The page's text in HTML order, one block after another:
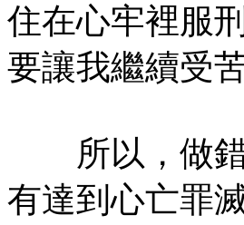
住在心牢裡服
要讓我繼續受苦
所以，做錯
有達到心亡罪